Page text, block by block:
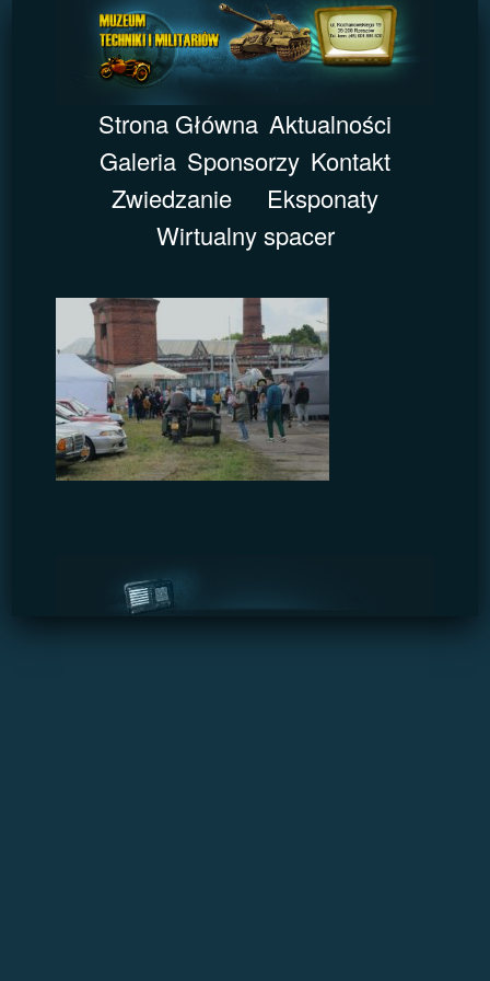
Strona Główna Aktualności
Galeria Sponsorzy Kontakt
Zwiedzanie
Eksponaty
Wirtualny spacer